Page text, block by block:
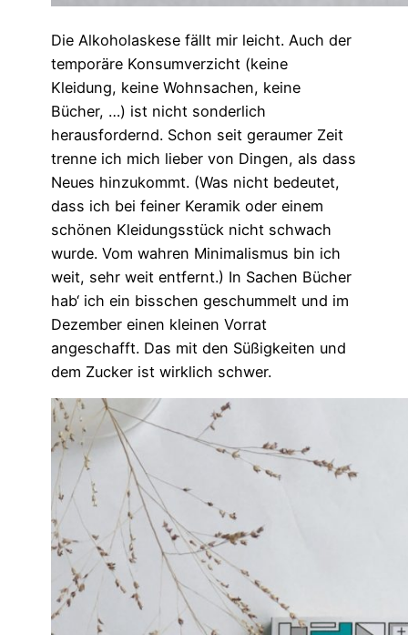
Die Alkoholaskese fällt mir leicht. Auch der
temporäre Konsumverzicht (keine
Kleidung, keine Wohnsachen, keine
Bücher, …) ist nicht sonderlich
herausfordernd. Schon seit geraumer Zeit
trenne ich mich lieber von Dingen, als dass
Neues hinzukommt. (Was nicht bedeutet,
dass ich bei feiner Keramik oder einem
schönen Kleidungsstück nicht schwach
wurde. Vom wahren Minimalismus bin ich
weit, sehr weit entfernt.) In Sachen Bücher
hab‘ ich ein bisschen geschummelt und im
Dezember einen kleinen Vorrat
angeschafft. Das mit den Süßigkeiten und
dem Zucker ist wirklich schwer.